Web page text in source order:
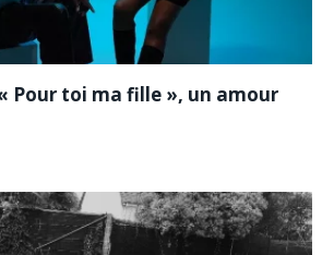
Pour toi ma fille », un amour